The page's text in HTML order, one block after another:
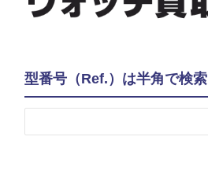
型番号（Ref.）は半角で検索